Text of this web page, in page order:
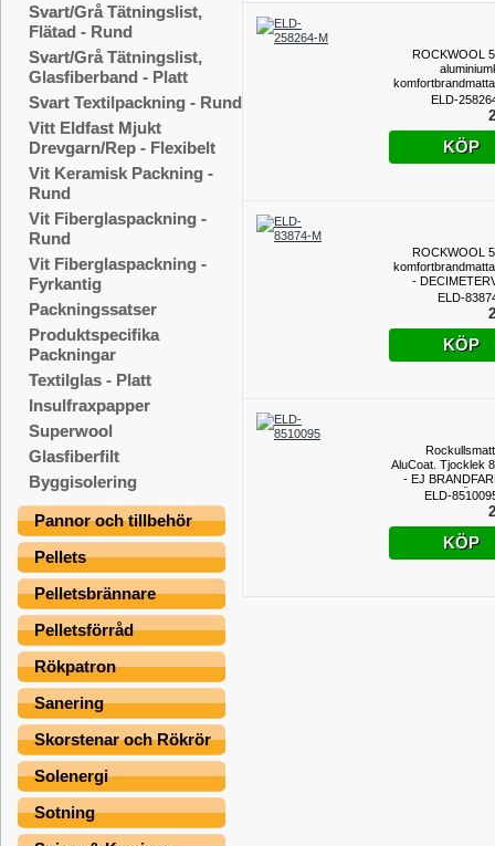
Svart/Grå Tätningslist,
Flätad - Rund
Svart/Grå Tätningslist,
Glasfiberband - Platt
Svart Textilpackning - Rund
Vitt Eldfast Mjukt
Drevgarn/Rep - Flexibelt
Vit Keramisk Packning -
Rund
Vit Fiberglaspackning -
Rund
Vit Fiberglaspackning -
Fyrkantig
Packningssatser
Produktspecifika
Packningar
Textilglas - Platt
Insulfraxpapper
Superwool
Glasfiberfilt
Byggisolering
Pannor och tillbehör
Pellets
Pelletsbrännare
Pelletsförråd
Rökpatron
Sanering
Skorstenar och Rökrör
Solenergi
Sotning
ROCKWOOL
ELD-
KÖP
ROCKWOOL
-
ELD-
KÖP
AluCoat. Tjocklek
- EJ
SÄLJS
ELD-
KÖP